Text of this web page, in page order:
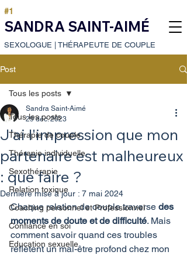
#1
SANDRA SAINT-AIMÉ
SEXOLOGUE THÉRAPEUTE DE COUPLE
Post
Tous les posts
Thérapie de couple
Thérapie individuelle
Sexothérapie
Relation toxique
Coaching personnel et Professionnel
Confiance en soi
Education sexuelle
Tous les posts
J'ai l'impression que mon
partenaire est malheureux
: que faire ?
Sandra Saint-Aimé
29 déc. 2023
Dernière mise à jour : 7 mai 2024
Chaque relation de couple traverse des
moments de doute et de difficulté. Mais
comment savoir quand ces troubles
reflètent un mal-être profond chez mon